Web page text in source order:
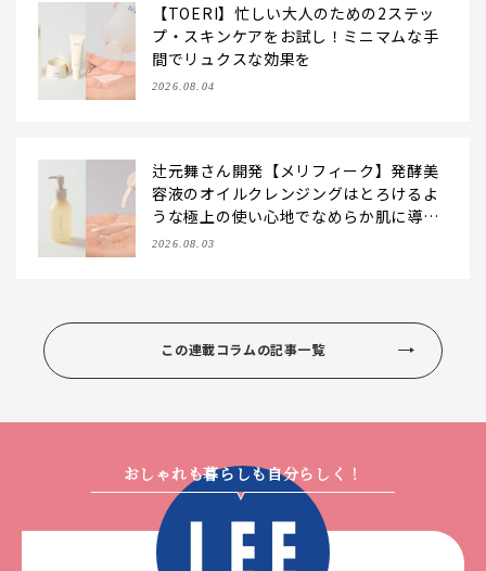
【TOERI】忙しい大人のための2ステッ
プ・スキンケアをお試し！ミニマムな手
間でリュクスな効果を
2026.08.04
辻元舞さん開発【メリフィーク】発酵美
容液のオイルクレンジングはとろけるよ
うな極上の使い心地でなめらか肌に導
く！
2026.08.03
この連載コラムの記事一覧
おしゃれも暮らしも自分らしく！